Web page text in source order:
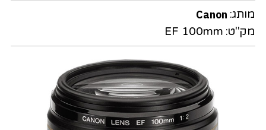
מותג: Canon
מק"ט: EF 100mm